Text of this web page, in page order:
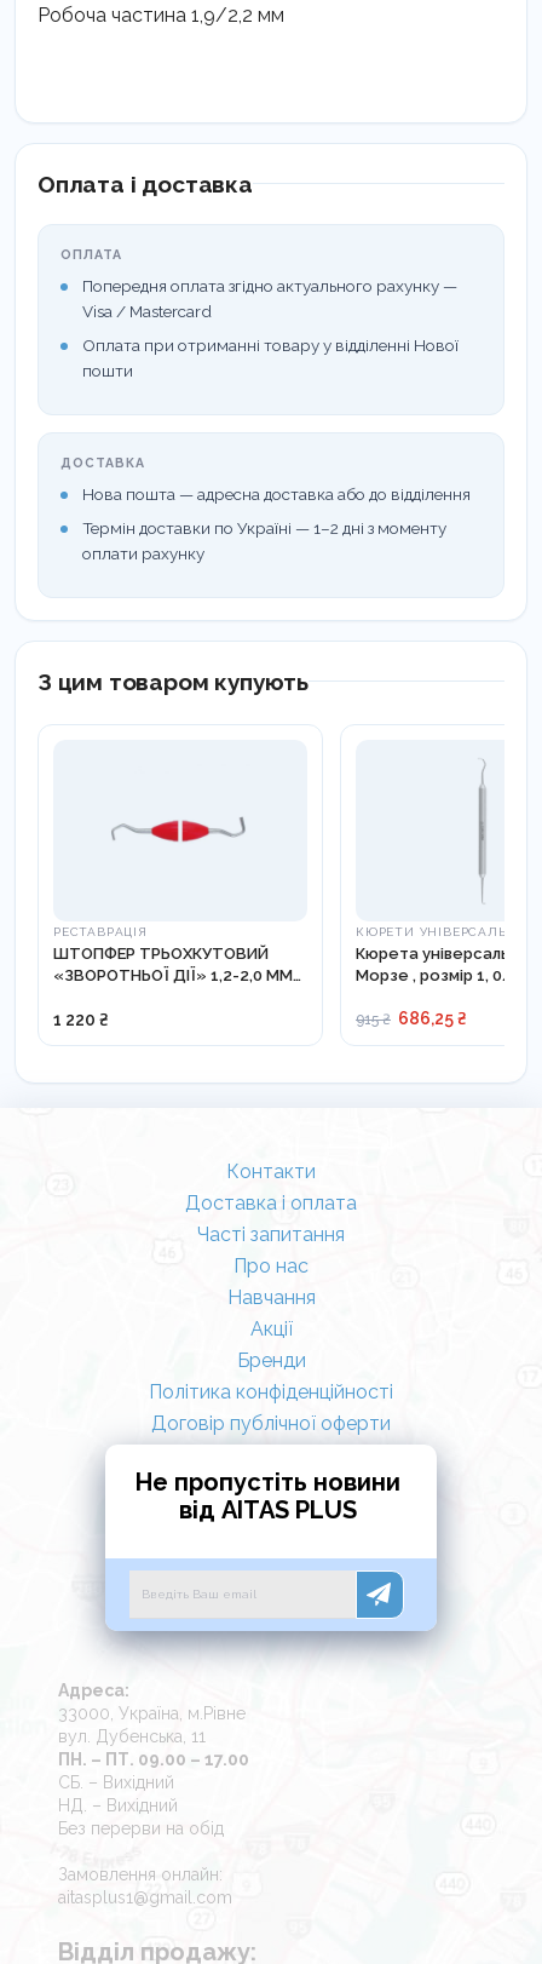
Робоча частина 1,9/2,2 мм
Оплата і доставка
ОПЛАТА
Попередня оплата згідно актуального рахунку —
Visa / Mastercard
Оплата при отриманні товару у відділенні Нової
пошти
ДОСТАВКА
Нова пошта — адресна доставка або до відділення
Термін доставки по Україні — 1–2 дні з моменту
оплати рахунку
З цим товаром купують
РЕСТАВРАЦІЯ
ШТОПФЕР ТРЬОХКУТОВИЙ
«ЗВОРОТНЬОЇ ДІЇ» 1,2-2,0 ММ
1 220 ₴
КЮРЕТИ УНІВЕРСАЛЬНІ
Кюрета універсальна
Морзе , розмір 1, 0/00
915 ₴ 686,25 ₴
Контакти
Доставка і оплата
Часті запитання
Про нас
Навчання
Акції
Бренди
Політика конфіденційності
Договір публічної оферти
Не пропустіть новини
від AITAS PLUS
Адреса:
33000, Україна, м.Рівне
вул. Дубенська, 11
ПН. – ПТ. 09.00 – 17.00
СБ. – Вихідний
НД. – Вихідний
Без перерви на обід
Замовлення онлайн:
aitasplus1@gmail.com
Відділ продажу: